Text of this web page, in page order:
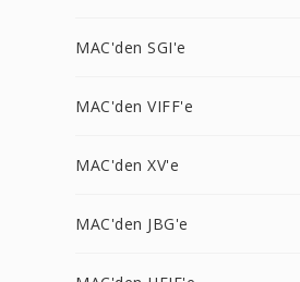
MAC'den SGI'e
MAC'den VIFF'e
MAC'den XV'e
MAC'den JBG'e